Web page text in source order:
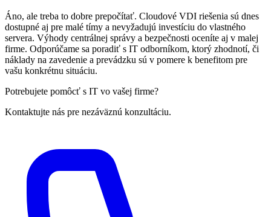
Áno, ale treba to dobre prepočítať. Cloudové VDI riešenia sú dnes
dostupné aj pre malé tímy a nevyžadujú investíciu do vlastného
servera. Výhody centrálnej správy a bezpečnosti oceníte aj v malej
firme. Odporúčame sa poradiť s IT odborníkom, ktorý zhodnotí, či
náklady na zavedenie a prevádzku sú v pomere k benefitom pre
vašu konkrétnu situáciu.
Potrebujete pomôcť s IT vo vašej firme?
Kontaktujte nás pre nezáväznú konzultáciu.